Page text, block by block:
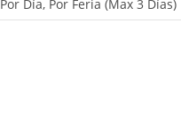
Por Día, Por Feria (Max 3 Días)